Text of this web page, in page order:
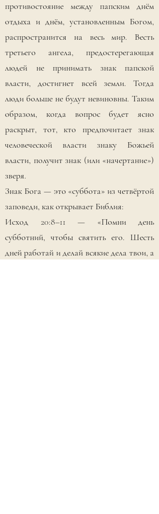
противостояние между папским днём
отдыха и днём, установленным Богом,
распространится на весь мир. Весть
третьего ангела, предостерегающая
людей не принимать знак папской
власти, достигнет всей земли. Тогда
люди больше не будут невиновны. Таким
образом, когда вопрос будет ясно
раскрыт, тот, кто предпочитает знак
человеческой власти знаку Божьей
власти, получит знак (или «начертание»)
зверя.
Знак Бога — это «суббота» из четвёртой
заповеди, как открывает Библия:
Исход 20:8–11 — «Помни день
субботний, чтобы святить его. Шесть
дней работай и делай всякие дела твои, а